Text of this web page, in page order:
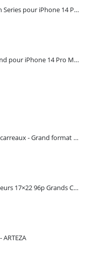
Coque antichoc Guardian Series pour iPhone 14 Pro Max - TORRAS
Coque Magnétique Ostand pour iPhone 14 Pro Max - Violet Foncé - TORRAS
Cahier 192 pages grands carreaux - Grand format - Brochure dos toilé - 24x32 cm - Papier blanc 90 g - Couverture carte pelliculée couleur aléatoire - Clairefontaine
Cahier Polypro multicouleurs 17×22 96p Grands Carreaux Séyès 90g - CALLIGRAPHE